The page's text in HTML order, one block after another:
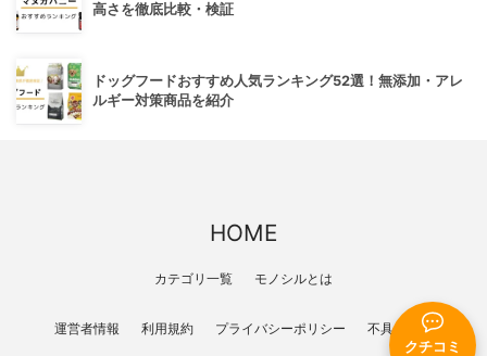
クチコミ
高さを徹底比較・検証
ドッグフードおすすめ人気ランキング52選！無添加・アレ
ルギー対策商品を紹介
HOME
カテゴリ一覧 モノシルとは
運営者情報 利用規約 プライバシーポリシー 不具合報告